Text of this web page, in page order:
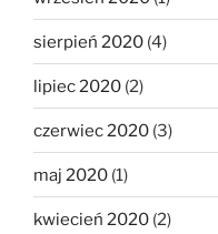
sierpień 2020 (4)
lipiec 2020 (2)
czerwiec 2020 (3)
maj 2020 (1)
kwiecień 2020 (2)